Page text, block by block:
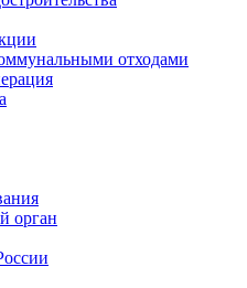
отходами
орган